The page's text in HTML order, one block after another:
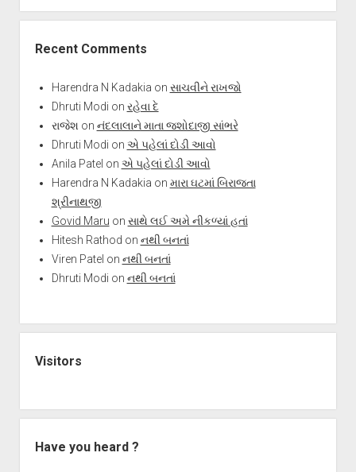
Recent Comments
Harendra N Kadakia on સાચવીને રાખજો
Dhruti Modi on રહેવા દે
રાજેશ on નંદલાલાને માતા જશોદાજી સાંભરે
Dhruti Modi on એ પહેલાં દોડી આવો
Anila Patel on એ પહેલાં દોડી આવો
Harendra N Kadakia on મારા ઘટમાં બિરાજતા
શ્રીનાથજી
Govid Maru on સાથે લઈ અમે નીકળ્યાં હતાં
Hitesh Rathod on નથી બનતાં
Viren Patel on નથી બનતાં
Dhruti Modi on નથી બનતાં
Visitors
Have you heard ?